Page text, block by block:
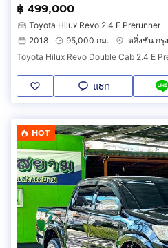
฿ 499,000
Toyota Hilux Revo 2.4 E Prerunner
2018
95,000 กม.
ตลิ่งชัน กรุ
Toyota Hilux Revo Double Cab 2.4 E
แชท
HOT